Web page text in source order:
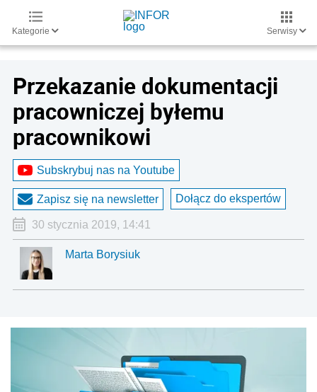
Kategorie Serwisy
Przekazanie dokumentacji
pracowniczej byłemu
pracownikowi
Subskrybuj nas na Youtube
Zapisz się na newsletter Dołącz do ekspertów
30 stycznia 2019, 14:41
Marta Borysiuk